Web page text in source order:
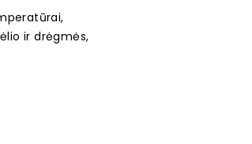
ir drėgmės,